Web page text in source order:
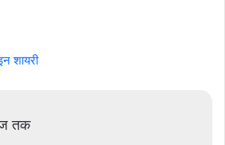
शायरी
तक